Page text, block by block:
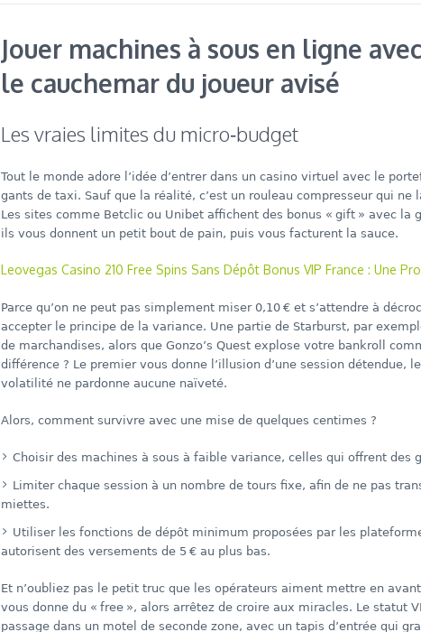
Jouer machines à sous en ligne
le cauchemar du joueur avisé
Les vraies limites du micro‑budget
Tout le monde adore l’idée d’entrer dans un casino virtuel avec le
gants de taxi. Sauf que la réalité, c’est un rouleau compresseur qui ne
Les sites comme Betclic ou Unibet affichent des bonus « gift » avec la
ils vous donnent un petit bout de pain, puis vous facturent la sauce.
Leovegas Casino 210 Free Spins Sans Dépôt Bonus VIP France : Une
Parce qu’on ne peut pas simplement miser 0,10 € et s’attendre à
accepter le principe de la variance. Une partie de Starburst, par
de marchandises, alors que Gonzo’s Quest explose votre bankroll
différence ? Le premier vous donne l’illusion d’une session détendue,
volatilité ne pardonne aucune naïveté.
Alors, comment survivre avec une mise de quelques centimes ?
Choisir des machines à sous à faible variance, celles qui offrent des
Limiter chaque session à un nombre de tours fixe, afin de ne pas
miettes.
Utiliser les fonctions de dépôt minimum proposées par les
autorisent des versements de 5 € au plus bas.
Et n’oubliez pas le petit truc que les opérateurs aiment mettre en
vous donne du « free », alors arrêtez de croire aux miracles. Le statut
passage dans un motel de seconde zone, avec un tapis d’entrée qui